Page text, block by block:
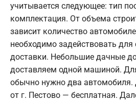
учитывается следующее: тип
комплектация. От объема
зависит количество
необходимо задействовать для
доставки. Небольшие дачные
доставляем одной машиной.
обычно нужно два автомобиля.
от г. Пестово — бесплатная.